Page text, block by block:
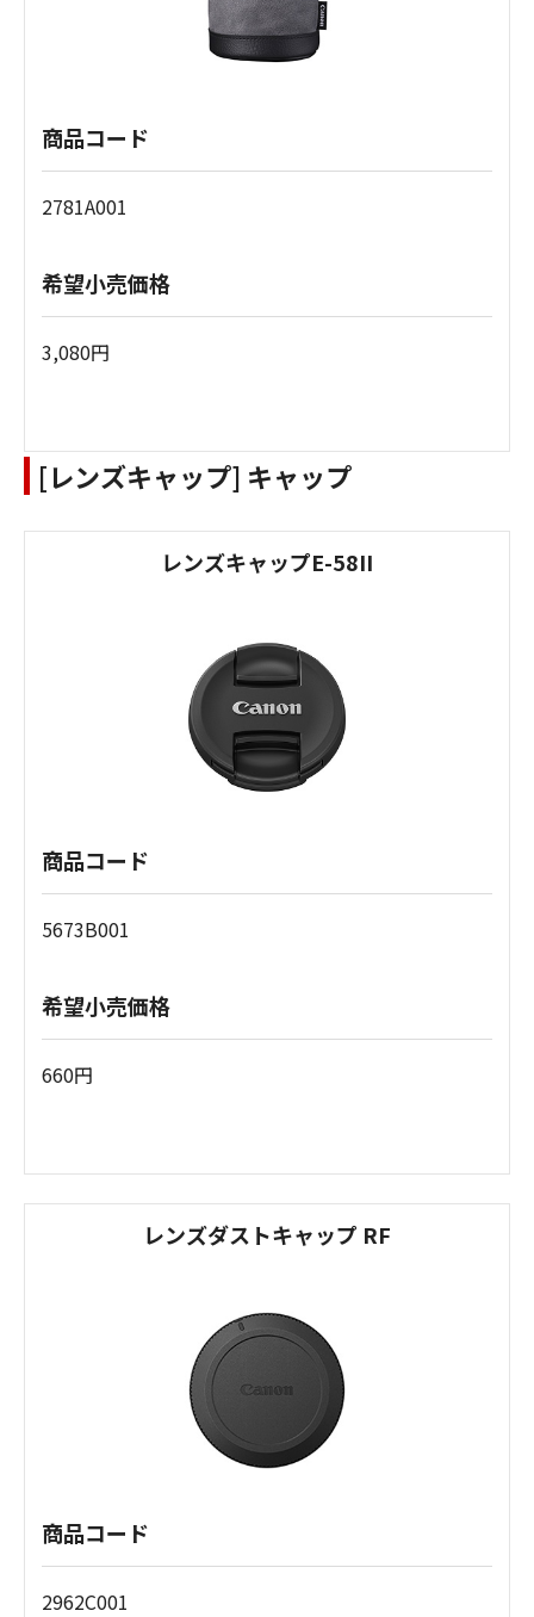
商品コード
2781A001
希望小売価格
3,080円
[レンズキャップ] キャップ
レンズキャップE-58II
商品コード
5673B001
希望小売価格
660円
レンズダストキャップ RF
商品コード
2962C001